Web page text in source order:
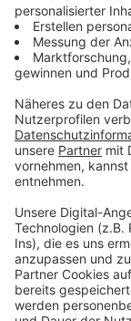
Rheinbahn ist
- Bielefeld:
- Köln:
- Bonn: rund
- Essen:
- Aachen: